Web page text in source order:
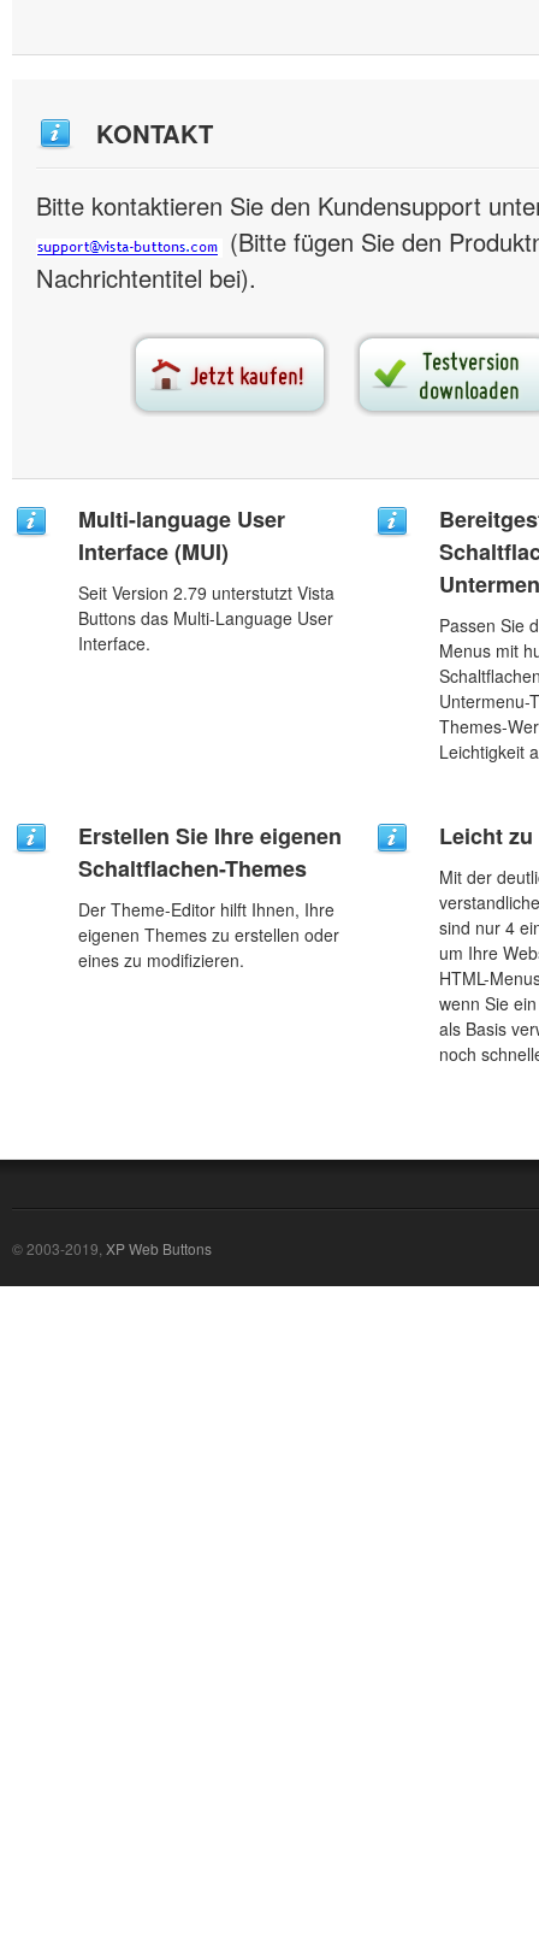
KONTAKT
Bitte kontaktieren Sie den Kundensupport
(Bitte fügen Sie den
Nachrichtentitel bei).
Multi-language User
Interface (MUI)
Seit Version 2.79 unterstutzt Vista
Buttons das Multi-Language User
Interface.
Passen Sie
Menus mit
Untermenu-
Themes-
Leichtigkeit
Erstellen Sie Ihre eigenen
Schaltflachen-Themes
Der Theme-Editor hilft Ihnen, Ihre
eigenen Themes zu erstellen oder
eines zu modifizieren.
Leicht
Mit der
sind nur 4
um Ihre
HTML-
wenn Sie
als Basis
noch
© 2003-2019, XP Web Buttons